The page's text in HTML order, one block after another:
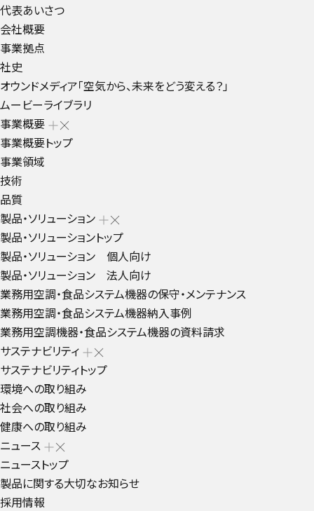
代表あいさつ
会社概要
事業拠点
社史
オウンドメディア「空気から、未来をどう変える？」
ムービーライブラリ
事業概要
事業概要トップ
事業領域
技術
品質
製品・ソリューション
製品・ソリューショントップ
製品・ソリューション 個人向け
製品・ソリューション 法人向け
業務用空調・食品システム機器の保守・メンテナンス
業務用空調・食品システム機器納入事例
業務用空調機器・食品システム機器の資料請求
サステナビリティ
サステナビリティトップ
環境への取り組み
社会への取り組み
健康への取り組み
ニュース
ニューストップ
製品に関する大切なお知らせ
採用情報